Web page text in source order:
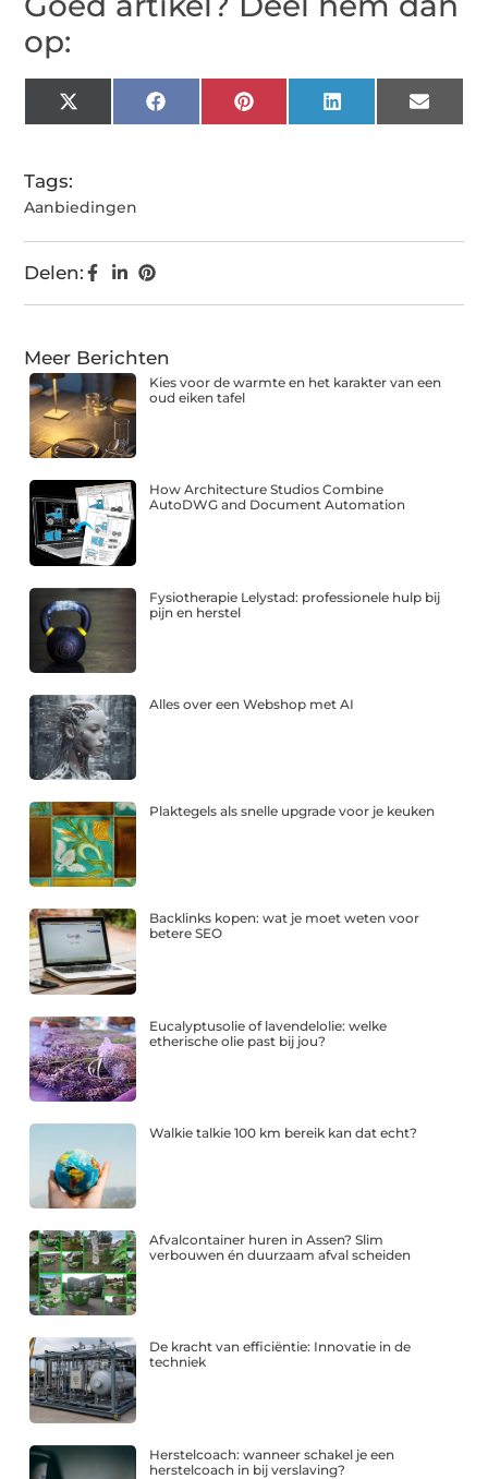
op:
X
(Twitter)
FacebookPinterestLinkedIn Email
Tags:
Aanbiedingen
Delen:
Meer Berichten
Kies voor de warmte en het karakter van een
oud eiken tafel
How Architecture Studios Combine
AutoDWG and Document Automation
Fysiotherapie Lelystad: professionele hulp bij
pijn en herstel
Alles over een Webshop met AI
Plaktegels als snelle upgrade voor je keuken
Backlinks kopen: wat je moet weten voor
betere SEO
Eucalyptusolie of lavendelolie: welke
etherische olie past bij jou?
Walkie talkie 100 km bereik kan dat echt?
Afvalcontainer huren in Assen? Slim
verbouwen én duurzaam afval scheiden
De kracht van efficiëntie: Innovatie in de
techniek
Herstelcoach: wanneer schakel je een
herstelcoach in bij verslaving?